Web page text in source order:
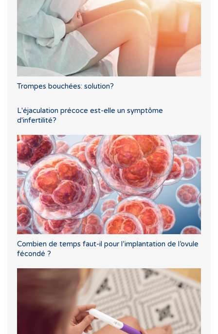
Trompes bouchées: solution?
L'éjaculation précoce est-elle un symptôme
d'infertilité?
Combien de temps faut-il pour l’implantation de l’ovule
fécondé ?